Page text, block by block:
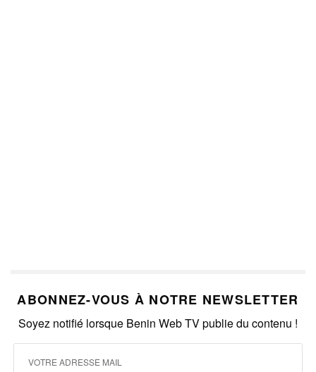
ABONNEZ-VOUS À NOTRE NEWSLETTER
Soyez notifié lorsque Benin Web TV publie du contenu !